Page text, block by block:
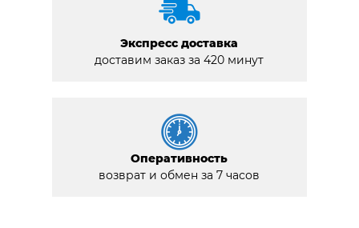
Экспресс доставка
доставим заказ за 420 минут
Оперативность
возврат и обмен за 7 часов